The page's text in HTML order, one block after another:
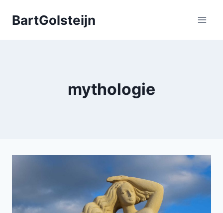
naarBartGolsteijn
mythologie